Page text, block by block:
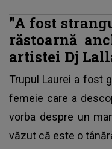
”A fost
răstoarnă
artistei Dj
Trupul Laurei a fost
femeie care a
vorba despre un
văzut că este o